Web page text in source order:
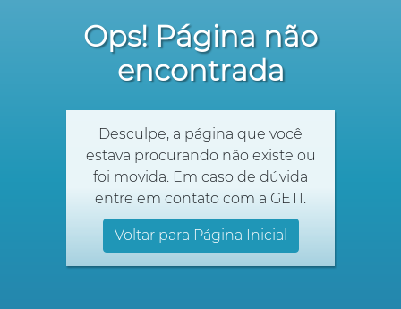
Ops! Página não
encontrada
Desculpe, a página que você
estava procurando não existe ou
foi movida. Em caso de dúvida
entre em contato com a GETI.
Voltar para Página Inicial